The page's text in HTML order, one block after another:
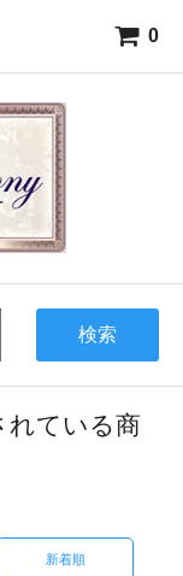
0
検索
れている商
新着順